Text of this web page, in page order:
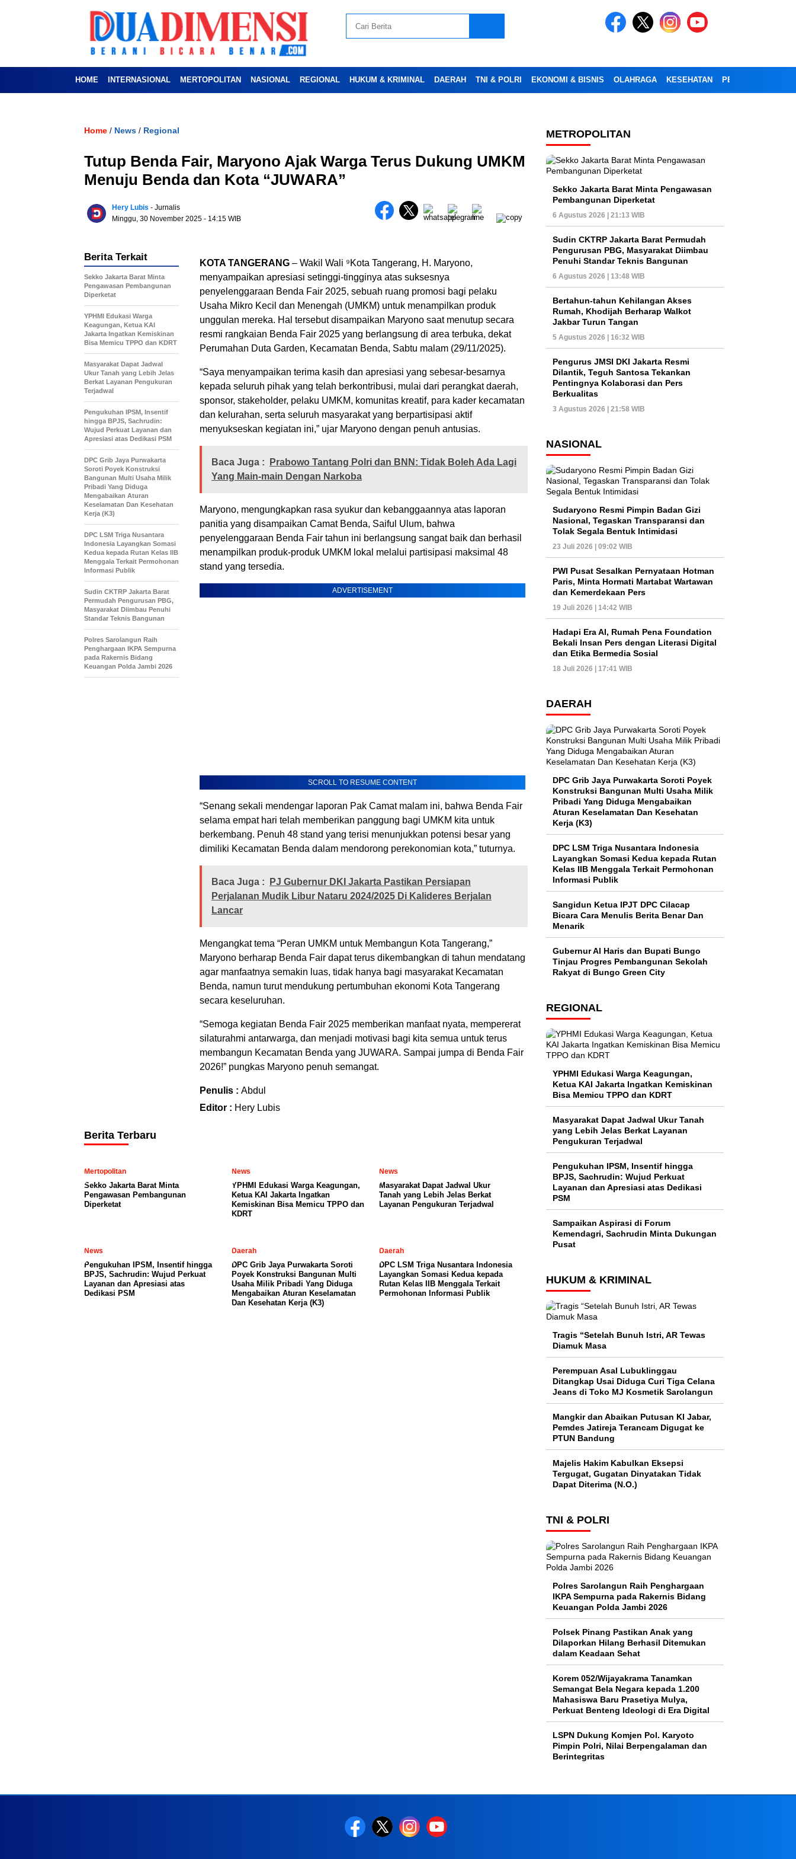
HOME INTERNASIONAL MERTOPOLITAN NASIONAL REGIONAL HUKUM & KRIMINAL DAERAH TNI & POLRI EKONOMI & BISNIS OLAHRAGA KESEHATAN PENDIDIKAN
Home / News / Regional
Tutup Benda Fair, Maryono Ajak Warga Terus Dukung UMKM
Menuju Benda dan Kota “JUWARA”
Hery Lubis - Jurnalis
Minggu, 30 November 2025 - 14:15 WIB
KOTA TANGERANG – Wakil Wali ⁹Kota Tangerang, H. Maryono,
menyampaikan apresiasi setinggi-tingginya atas suksesnya
penyelenggaraan Benda Fair 2025, sebuah ruang promosi bagi pelaku
Usaha Mikro Kecil dan Menengah (UMKM) untuk menampilkan produk
unggulan mereka. Hal tersebut disampaikan Maryono saat menutup secara
resmi rangkaian Benda Fair 2025 yang berlangsung di area terbuka, dekat
Perumahan Duta Garden, Kecamatan Benda, Sabtu malam (29/11/2025).
“Saya menyampaikan terima kasih dan apresiasi yang sebesar-besarnya
kepada seluruh pihak yang telah berkontribusi, mulai dari perangkat daerah,
sponsor, stakeholder, pelaku UMKM, komunitas kreatif, para kader kecamatan
dan kelurahan, serta seluruh masyarakat yang berpartisipasi aktif
menyukseskan kegiatan ini,” ujar Maryono dengan penuh antusias.
Baca Juga :
Prabowo Tantang Polri dan BNN: Tidak Boleh Ada Lagi
Yang Main-main Dengan Narkoba
Maryono, mengungkapkan rasa syukur dan kebanggaannya atas laporan
panitia yang disampaikan Camat Benda, Saiful Ulum, bahwa
penyelenggaraan Benda Fair tahun ini berlangsung sangat baik dan berhasil
menampilkan produk-produk UMKM lokal melalui partisipasi maksimal 48
stand yang tersedia.
ADVERTISEMENT
SCROLL TO RESUME CONTENT
“Senang sekali mendengar laporan Pak Camat malam ini, bahwa Benda Fair
selama empat hari telah memberikan panggung bagi UMKM kita untuk
berkembang. Penuh 48 stand yang terisi menunjukkan potensi besar yang
dimiliki Kecamatan Benda dalam mendorong perekonomian kota,” tuturnya.
Baca Juga :
PJ Gubernur DKI Jakarta Pastikan Persiapan
Perjalanan Mudik Libur Nataru 2024/2025 Di Kalideres Berjalan
Lancar
Mengangkat tema “Peran UMKM untuk Membangun Kota Tangerang,”
Maryono berharap Benda Fair dapat terus dikembangkan di tahun mendatang
agar manfaatnya semakin luas, tidak hanya bagi masyarakat Kecamatan
Benda, namun turut mendukung pertumbuhan ekonomi Kota Tangerang
secara keseluruhan.
“Semoga kegiatan Benda Fair 2025 memberikan manfaat nyata, mempererat
silaturahmi antarwarga, dan menjadi motivasi bagi kita semua untuk terus
membangun Kecamatan Benda yang JUWARA. Sampai jumpa di Benda Fair
2026!” pungkas Maryono penuh semangat.
Penulis : Abdul
Editor : Hery Lubis
Berita Terkait
Sekko Jakarta Barat Minta
Pengawasan Pembangunan
Diperketat
YPHMI Edukasi Warga
Keagungan, Ketua KAI
Jakarta Ingatkan Kemiskinan
Bisa Memicu TPPO dan KDRT
Masyarakat Dapat Jadwal
Ukur Tanah yang Lebih Jelas
Berkat Layanan Pengukuran
Terjadwal
Pengukuhan IPSM, Insentif
hingga BPJS, Sachrudin:
Wujud Perkuat Layanan dan
Apresiasi atas Dedikasi PSM
DPC Grib Jaya Purwakarta
Soroti Poyek Konstruksi
Bangunan Multi Usaha Milik
Pribadi Yang Diduga
Mengabaikan Aturan
Keselamatan Dan Kesehatan
Kerja (K3)
DPC LSM Triga Nusantara
Indonesia Layangkan Somasi
Kedua kepada Rutan Kelas IIB
Menggala Terkait Permohonan
Informasi Publik
Sudin CKTRP Jakarta Barat
Permudah Pengurusan PBG,
Masyarakat Diimbau Penuhi
Standar Teknis Bangunan
Polres Sarolangun Raih
Penghargaan IKPA Sempurna
pada Rakernis Bidang
Keuangan Polda Jambi 2026
Berita Terbaru
Mertopolitan
Sekko Jakarta Barat Minta
Pengawasan Pembangunan
Diperketat
News
YPHMI Edukasi Warga Keagungan,
Ketua KAI Jakarta Ingatkan
Kemiskinan Bisa Memicu TPPO dan
KDRT
News
Masyarakat Dapat Jadwal Ukur
Tanah yang Lebih Jelas Berkat
Layanan Pengukuran Terjadwal
News
Pengukuhan IPSM, Insentif hingga
BPJS, Sachrudin: Wujud Perkuat
Layanan dan Apresiasi atas
Dedikasi PSM
Daerah
DPC Grib Jaya Purwakarta Soroti
Poyek Konstruksi Bangunan Multi
Usaha Milik Pribadi Yang Diduga
Mengabaikan Aturan Keselamatan
Dan Kesehatan Kerja (K3)
Daerah
DPC LSM Triga Nusantara Indonesia
Layangkan Somasi Kedua kepada
Rutan Kelas IIB Menggala Terkait
Permohonan Informasi Publik
METROPOLITAN
Sekko Jakarta Barat Minta Pengawasan
Pembangunan Diperketat
6 Agustus 2026 | 21:13 WIB
Sudin CKTRP Jakarta Barat Permudah
Pengurusan PBG, Masyarakat Diimbau
Penuhi Standar Teknis Bangunan
6 Agustus 2026 | 13:48 WIB
Bertahun-tahun Kehilangan Akses
Rumah, Khodijah Berharap Walkot
Jakbar Turun Tangan
5 Agustus 2026 | 16:32 WIB
Pengurus JMSI DKI Jakarta Resmi
Dilantik, Teguh Santosa Tekankan
Pentingnya Kolaborasi dan Pers
Berkualitas
3 Agustus 2026 | 21:58 WIB
NASIONAL
Sudaryono Resmi Pimpin Badan Gizi
Nasional, Tegaskan Transparansi dan
Tolak Segala Bentuk Intimidasi
23 Juli 2026 | 09:02 WIB
PWI Pusat Sesalkan Pernyataan Hotman
Paris, Minta Hormati Martabat Wartawan
dan Kemerdekaan Pers
19 Juli 2026 | 14:42 WIB
Hadapi Era AI, Rumah Pena Foundation
Bekali Insan Pers dengan Literasi Digital
dan Etika Bermedia Sosial
18 Juli 2026 | 17:41 WIB
DAERAH
DPC Grib Jaya Purwakarta Soroti Poyek
Konstruksi Bangunan Multi Usaha Milik
Pribadi Yang Diduga Mengabaikan
Aturan Keselamatan Dan Kesehatan
Kerja (K3)
DPC LSM Triga Nusantara Indonesia
Layangkan Somasi Kedua kepada Rutan
Kelas IIB Menggala Terkait Permohonan
Informasi Publik
Sangidun Ketua IPJT DPC Cilacap
Bicara Cara Menulis Berita Benar Dan
Menarik
​Gubernur Al Haris dan Bupati Bungo
Tinjau Progres Pembangunan Sekolah
Rakyat di Bungo Green City
REGIONAL
YPHMI Edukasi Warga Keagungan,
Ketua KAI Jakarta Ingatkan Kemiskinan
Bisa Memicu TPPO dan KDRT
Masyarakat Dapat Jadwal Ukur Tanah
yang Lebih Jelas Berkat Layanan
Pengukuran Terjadwal
Pengukuhan IPSM, Insentif hingga
BPJS, Sachrudin: Wujud Perkuat
Layanan dan Apresiasi atas Dedikasi
PSM
Sampaikan Aspirasi di Forum
Kemendagri, Sachrudin Minta Dukungan
Pusat
HUKUM & KRIMINAL
Tragis “Setelah Bunuh Istri, AR Tewas
Diamuk Masa
Perempuan Asal Lubuklinggau
Ditangkap Usai Diduga Curi Tiga Celana
Jeans di Toko MJ Kosmetik Sarolangun
Mangkir dan Abaikan Putusan KI Jabar,
Pemdes Jatireja Terancam Digugat ke
PTUN Bandung
Majelis Hakim Kabulkan Eksepsi
Tergugat, Gugatan Dinyatakan Tidak
Dapat Diterima (N.O.)
TNI & POLRI
Polres Sarolangun Raih Penghargaan
IKPA Sempurna pada Rakernis Bidang
Keuangan Polda Jambi 2026
Polsek Pinang Pastikan Anak yang
Dilaporkan Hilang Berhasil Ditemukan
dalam Keadaan Sehat
Korem 052/Wijayakrama Tanamkan
Semangat Bela Negara kepada 1.200
Mahasiswa Baru Prasetiya Mulya,
Perkuat Benteng Ideologi di Era Digital
LSPN Dukung Komjen Pol. Karyoto
Pimpin Polri, Nilai Berpengalaman dan
Berintegritas